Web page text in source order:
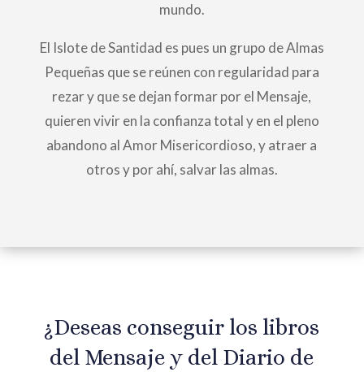
mundo.
El Islote de Santidad es pues un grupo de Almas
Pequeñas que se reúnen con regularidad para
rezar y que se dejan formar por el Mensaje,
quieren vivir en la confianza total y en el pleno
abandono al Amor Misericordioso, y atraer a
otros y por ahí, salvar las almas.
¿Deseas conseguir los libros
del Mensaje y del Diario de